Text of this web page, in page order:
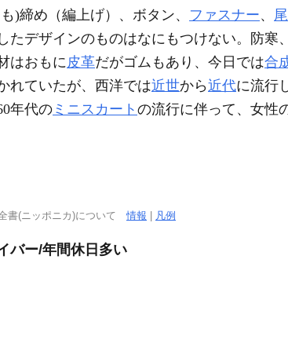
)締め（編上げ）、ボタン、
ファスナー、
たデザインのものはなにもつけない。防寒
はおもに皮革だがゴムもあり、今日では合
れていたが、西洋では近世から近代に流行
年代の ミニスカート の流行に伴って、女性
書(ニッポニカ)について情報 凡例
バー/年間休日多い